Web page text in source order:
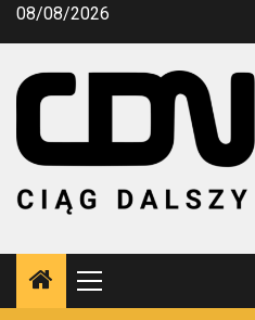
Przejdź
08/08/2026
Menu
główne